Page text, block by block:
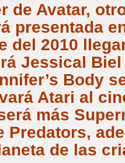
de Avatar,
presentada
del 2010
Jessical
Body
Atari al
más
Predators,
de las